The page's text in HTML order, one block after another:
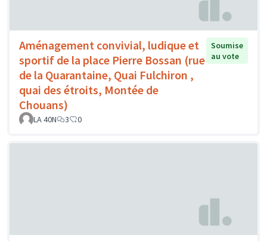
Aménagement convivial, ludique et
sportif de la place Pierre Bossan (rue
de la Quarantaine, Quai Fulchiron ,
quai des étroits, Montée de
Chouans)
Soumise
au vote
LA 40N 3 0